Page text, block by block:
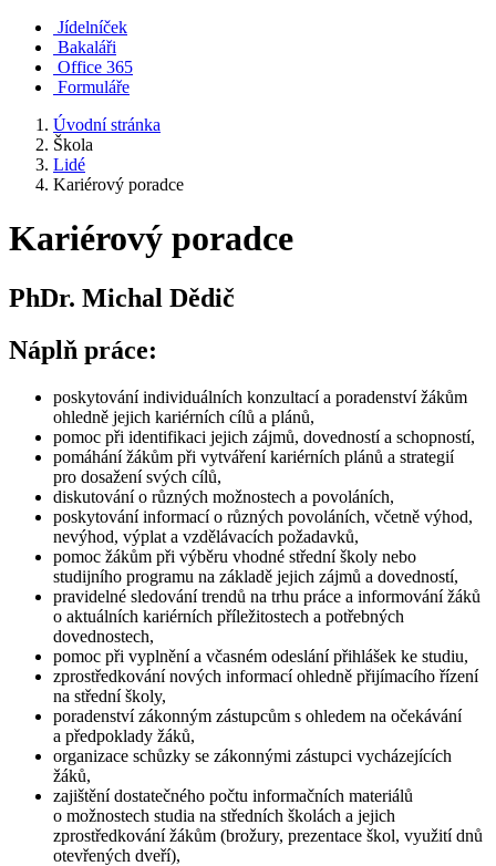
Jídelníček
Bakaláři
Office 365
Formuláře
Úvodní stránka
Škola
Lidé
Kariérový poradce
Kariérový poradce
PhDr. Michal Dědič
Náplň práce:
poskytování individuálních konzultací a poradenství žákům
ohledně jejich kariérních cílů a plánů,
pomoc při identifikaci jejich zájmů, dovedností a schopností,
pomáhání žákům při vytváření kariérních plánů a strategií
pro dosažení svých cílů,
diskutování o různých možnostech a povoláních,
poskytování informací o různých povoláních, včetně výhod,
nevýhod, výplat a vzdělávacích požadavků,
pomoc žákům při výběru vhodné střední školy nebo
studijního programu na základě jejich zájmů a dovedností,
pravidelné sledování trendů na trhu práce a informování žáků
o aktuálních kariérních příležitostech a potřebných
dovednostech,
pomoc při vyplnění a včasném odeslání přihlášek ke studiu,
zprostředkování nových informací ohledně přijímacího řízení
na střední školy,
poradenství zákonným zástupcům s ohledem na očekávání
a předpoklady žáků,
organizace schůzky se zákonnými zástupci vycházejících
žáků,
zajištění dostatečného počtu informačních materiálů
o možnostech studia na středních školách a jejich
zprostředkování žákům (brožury, prezentace škol, využití dnů
otevřených dveří),